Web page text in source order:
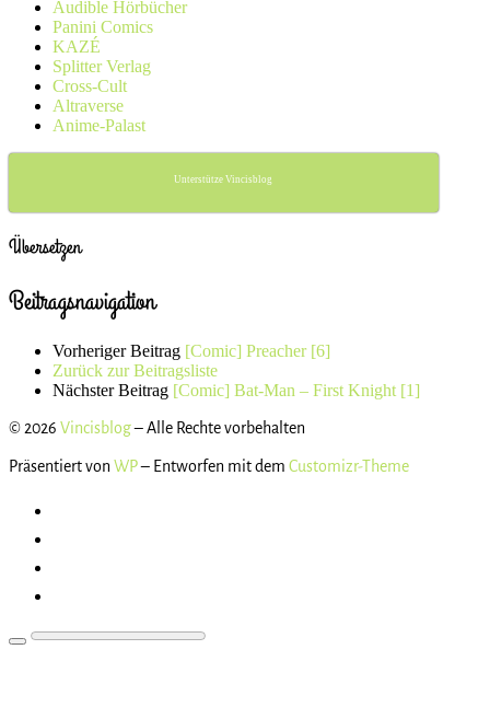
Audible Hörbücher
Panini Comics
KAZÉ
Splitter Verlag
Cross-Cult
Altraverse
Anime-Palast
Unterstütze Vincisblog
Übersetzen
Beitragsnavigation
Vorheriger Beitrag [Comic] Preacher [6]
Zurück zur Beitragsliste
Nächster Beitrag [Comic] Bat-Man – First Knight [1]
© 2026 Vincisblog– Alle Rechte vorbehalten
Präsentiert von WP– Entworfen mit dem Customizr-Theme